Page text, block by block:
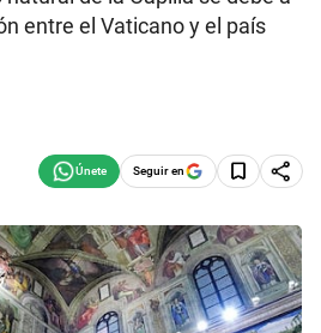
entre el Vaticano y el país
Seguir en